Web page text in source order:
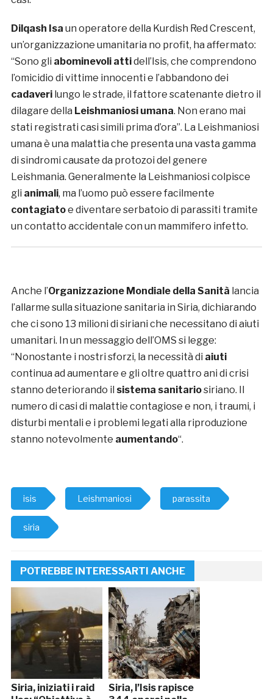
Dilqash Isa un operatore della Kurdish Red Crescent,
un’organizzazione umanitaria no profit, ha affermato:
“Sono gli abominevoli attidell’Isis, che comprendono
l’omicidio di vittime innocenti e l’abbandono dei
cadaverilungo le strade, il fattore scatenante dietro il
dilagare della Leishmaniosi umana. Non erano mai
stati registrati casi simili prima d’ora”. La Leishmaniosi
umana è una malattia che presenta una vasta gamma
di sindromi causate da protozoi del genere
Leishmania. Generalmente la Leishmaniosi colpisce
gli animali, ma l’uomo può essere facilmente
contagiatoe diventare serbatoio di parassiti tramite
un contatto accidentale con un mammifero infetto.
Anche l’Organizzazione Mondiale della Sanità lancia
l’allarme sulla situazione sanitaria in Siria, dichiarando
che ci sono 13 milioni di siriani che necessitano di aiuti
umanitari. In un messaggio dell’OMS si legge:
“Nonostante i nostri sforzi, la necessità di aiuti
continua ad aumentare e gli oltre quattro ani di crisi
stanno deteriorando il sistema sanitariosiriano. Il
numero di casi di malattie contagiose e non, i traumi, i
disturbi mentali e i problemi legati alla riproduzione
stanno notevolmente aumentando“.
isis Leishmaniosi parassita
siria
POTREBBE INTERESSARTI ANCHE
Siria, iniziati i raid
Siria, l’Isis rapisce